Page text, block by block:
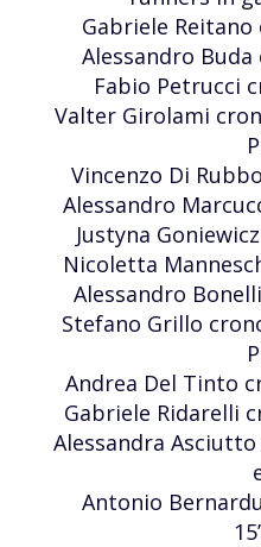
Gabriele Reitano
Alessandro Buda
Fabio Petrucci
Valter Girolami
Vincenzo Di
Alessandro
Justyna
Nicoletta
Alessandro
Stefano Grillo
Andrea Del Tinto
Gabriele Ridarelli
Alessandra Asciutto
Antonio